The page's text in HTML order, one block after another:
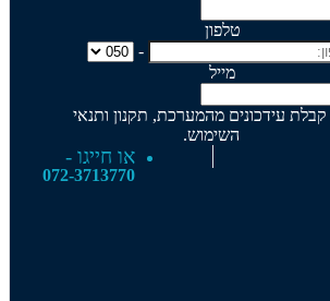
טלפון
-
מייל
עידכונים מהמערכת, תקנון ותנאי
השימוש.
או חייגו -
072-3713770